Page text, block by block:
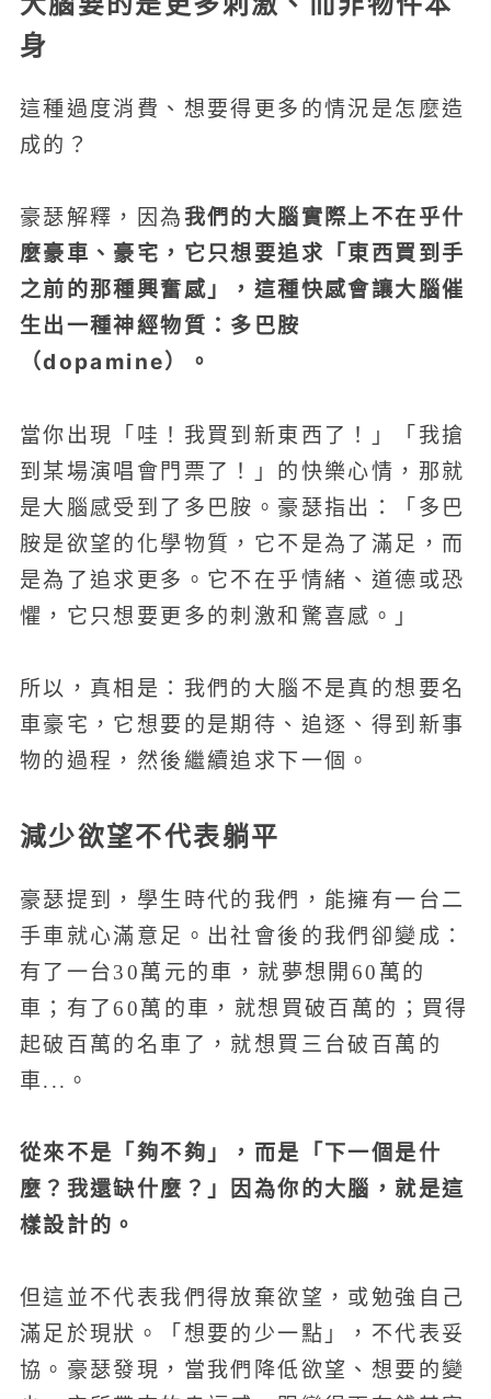
身
這種過度消費、想要得更多的情況是怎麼造
成的？
豪瑟解釋，因為我們的大腦實際上不在乎什
麼豪車、豪宅，它只想要追求「東西買到手
之前的那種興奮感」，這種快感會讓大腦催
生出一種神經物質：多巴胺
（dopamine）。
當你出現「哇！我買到新東西了！」「我搶
到某場演唱會門票了！」的快樂心情，那就
是大腦感受到了多巴胺。豪瑟指出：「多巴
胺是欲望的化學物質，它不是為了滿足，而
是為了追求更多。它不在乎情緒、道德或恐
懼，它只想要更多的刺激和驚喜感。」
所以，真相是：我們的大腦不是真的想要名
車豪宅，它想要的是期待、追逐、得到新事
物的過程，然後繼續追求下一個。
減少欲望不代表躺平
豪瑟提到，學生時代的我們，能擁有一台二
手車就心滿意足。出社會後的我們卻變成：
有了一台30萬元的車，就夢想開60萬的
車；有了60萬的車，就想買破百萬的；買得
起破百萬的名車了，就想買三台破百萬的
車...。
從來不是「夠不夠」，而是「下一個是什
麼？我還缺什麼？」因為你的大腦，就是這
樣設計的。
但這並不代表我們得放棄欲望，或勉強自己
滿足於現狀。「想要的少一點」，不代表妥
協。豪瑟發現，當我們降低欲望、想要的變